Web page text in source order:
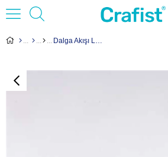
Dalga Akışı LHR-021 Uzun Desenli Ahşap Rulo - 20cm